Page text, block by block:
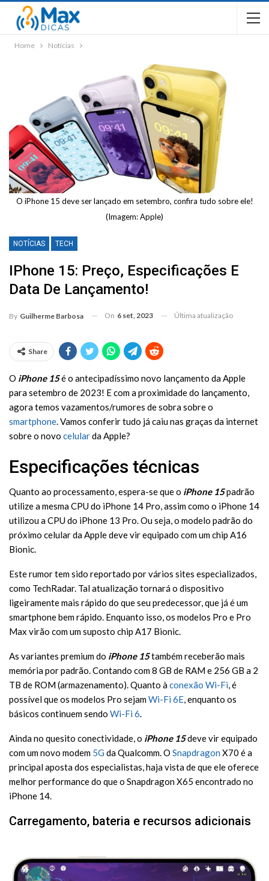
Home Notícias
O iPhone 15 deve ser lançado em setembro, confira tudo sobre ele!
(Imagem: Apple)
NOTÍCIAS TECH
IPhone 15: Preço, Especificações E
Data De Lançamento!
By Guilherme Barbosa On 6 set, 2023 Última atualização
Share
O iPhone 15é o antecipadíssimo novo lançamento da Apple
para setembro de 2023! E com a proximidade do lançamento,
agora temos vazamentos/rumores de sobra sobre o
smartphone . Vamos conferir tudo já caiu nas graças da internet
sobre o novo celularda Apple?
Especificações técnicas
Quanto ao processamento, espera-se que o iPhone 15padrão
utilize a mesma CPU do iPhone 14 Pro, assim como o iPhone 14
utilizou a CPU do iPhone 13 Pro. Ou seja, o modelo padrão do
próximo celular da Apple deve vir equipado com um chip A16
Bionic.
Este rumor tem sido reportado por vários sites especializados,
como TechRadar. Tal atualização tornará o dispositivo
ligeiramente mais rápido do que seu predecessor, que já é um
smartphone bem rápido. Enquanto isso, os modelos Pro e Pro
Max virão com um suposto chip A17 Bionic.
As variantes premium do iPhone 15também receberão mais
memória por padrão. Contando com 8 GB de RAM e 256 GB a 2
TB de ROM (armazenamento). Quanto àconexão Wi-Fi , é
possível que os modelos Pro sejamWi-Fi 6E , enquanto os
básicos continuem sendo Wi-Fi 6
Ainda no quesito conectividade, o iPhone 15deve vir equipado
com um novo modem 5G da Qualcomm. O Snapdragon X70 é a
principal aposta dos especialistas, haja vista de que ele oferece
melhor performance do que o Snapdragon X65 encontrado no
iPhone 14.
Carregamento, bateria e recursos adicionais